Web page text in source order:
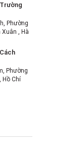
Phường
, Hà
Phường
Hồ Chí
Thị Sáu